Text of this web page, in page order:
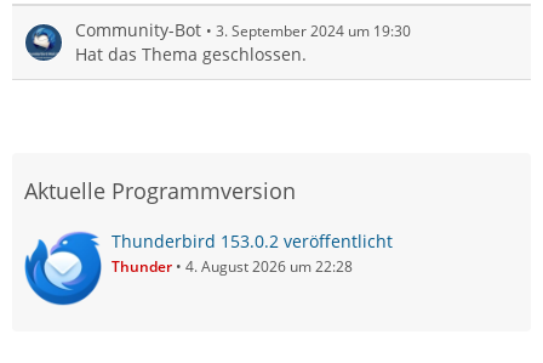
Community-Bot 3. September 2024 um 19:30
Hat das Thema geschlossen.
Aktuelle Programmversion
Thunderbird 153.0.2 veröffentlicht
Thunder 4. August 2026 um 22:28